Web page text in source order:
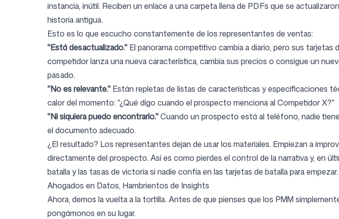
instancia, inútil. Reciben un enlace a una carpeta llena de PDFs que se
historia antigua.
Esto es lo que escucho constantemente de los representantes de ventas:
"Está desactualizado." El panorama competitivo cambia a diario, pero sus
competidor lanza una nueva característica, cambia sus precios o consigue un
pasado.
"No es relevante." Están repletas de listas de características y especificaciones
calor del momento: "¿Qué digo cuando el prospecto menciona al Competidor X?"
"Ni siquiera puedo encontrarlo."Cuando un prospecto está al teléfono, nadie
el documento adecuado.
¿El resultado? Los representantes dejan de usar los materiales. Empiezan a
directamente del prospecto. Así es como pierdes el control de la narrativa y, en
batalla y las tasas de victoria si nadie confía en las tarjetas de batalla para empezar.
Ahogados en Datos, Hambrientos de Insights
Ahora, demos la vuelta a la tortilla. Antes de que pienses que los PMM
pongámonos en su lugar.